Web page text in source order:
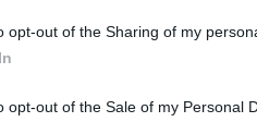
opt-out of the Sharing of my
opt-out of the Sale of my Personal